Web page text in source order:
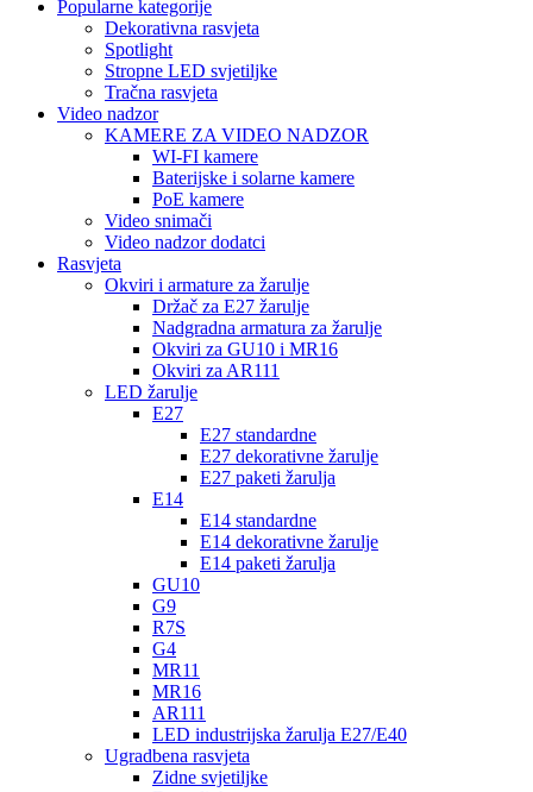
Popularne kategorije
Dekorativna rasvjeta
Spotlight
Stropne LED svjetiljke
Tračna rasvjeta
Video nadzor
KAMERE ZA VIDEO NADZOR
WI-FI kamere
Baterijske i solarne kamere
PoE kamere
Video snimači
Video nadzor dodatci
Rasvjeta
Okviri i armature za žarulje
Držač za E27 žarulje
Nadgradna armatura za žarulje
Okviri za GU10 i MR16
Okviri za AR111
LED žarulje
E27
E27 standardne
E27 dekorativne žarulje
E27 paketi žarulja
E14
E14 standardne
E14 dekorativne žarulje
E14 paketi žarulja
GU10
G9
R7S
G4
MR11
MR16
AR111
LED industrijska žarulja E27/E40
Ugradbena rasvjeta
Zidne svjetiljke